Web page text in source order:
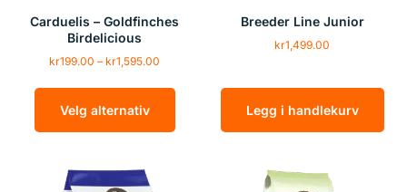
Carduelis – Goldfinches
Birdelicious
kr199.00 – kr1,595.00
Velg alternativ
Breeder Line Junior
kr1,499.00
Legg i handlekurv